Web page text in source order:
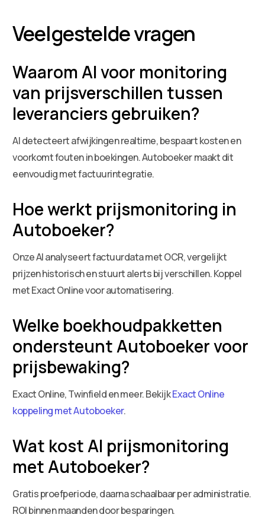
Veelgestelde vragen
Waarom AI voor monitoring
van prijsverschillen tussen
leveranciers gebruiken?
AI detecteert afwijkingen realtime, bespaart kosten en
voorkomt fouten in boekingen. Autoboeker maakt dit
eenvoudig met factuurintegratie.
Hoe werkt prijsmonitoring in
Autoboeker?
Onze AI analyseert factuurdata met OCR, vergelijkt
prijzen historisch en stuurt alerts bij verschillen. Koppel
met Exact Online voor automatisering.
Welke boekhoudpakketten
ondersteunt Autoboeker voor
prijsbewaking?
Exact Online, Twinfield en meer. BekijkExact Online
koppeling met Autoboeker.
Wat kost AI prijsmonitoring
met Autoboeker?
Gratis proefperiode, daarna schaalbaar per administratie.
ROI binnen maanden door besparingen.